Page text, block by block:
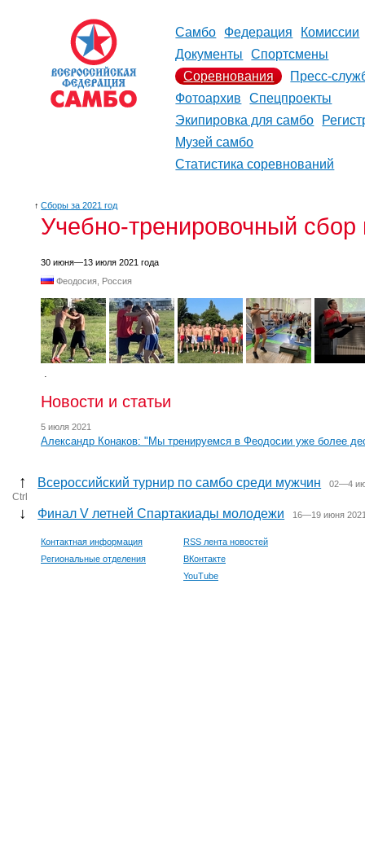
Самбо Федерация
Комиссии
Документы
Спортсмены
Соревнования
Пресс-
Фотоархив
Спецпроекты
Экипировка для самбо
Музей самбо
Статистика соревнований
↑ Сборы за 2021 год
Учебно-тренировочный
30 июня—13 июля 2021 года
Феодосия, Россия
.
Новости и статьи
5 июля 2021
Александр Конаков: "Мы тренируемся в Феодосии уже более
↑ Всероссийский турнир по самбо среди мужчин 02—4
Ctrl
↓ Финал V летней Спартакиады молодежи 16—19 июня
Контактная информация
Региональные отделения
RSS лента новостей
ВКонтакте
YouTube